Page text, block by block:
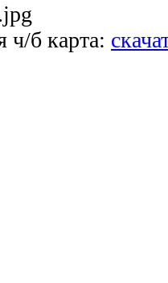
ч/б карта: